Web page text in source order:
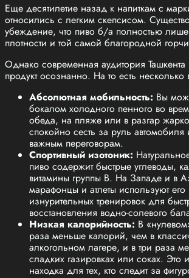
Еще десятилетие назад к напиткам с
относились с легким скепсисом.
убеждение, что пиво б/а полностью
плотности и той самой благородной
Однако современная аудитория Ташкента
продукт осознанно. На то есть несколько
Абсолютная мобильность: Вы
бокалом холодного пенного во
обеда, на пляже или в разгар
спокойно сесть за руль автомобиля
важным переговорам.
Спортивный изотоник:
пиво содержит быстрые углеводы,
витамины группы B. На Западе и в
марафонцы и атлеты используют его
изнурительных тренировок для
восстановления водно-солевого
Низкая калорийность: В
раза меньше калорий, чем в
алкогольном лагере, и в три раза
сладких газировках или соках. Это
находка для тех, кто следит за